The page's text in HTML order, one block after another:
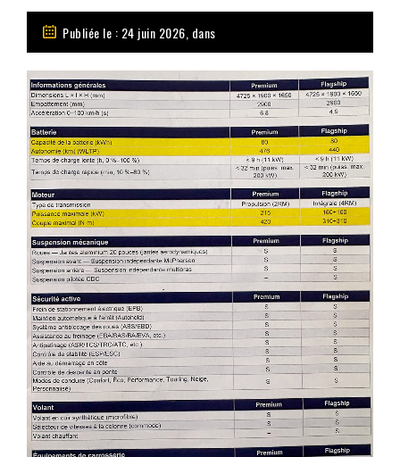
Publiée le : 24 juin 2026, dans